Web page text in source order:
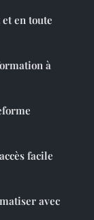
en toute
à
facile
avec